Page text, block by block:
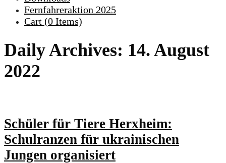
Fernfahreraktion 2025
Cart (0 Items)
Daily Archives: 14. August
2022
Schüler für Tiere Herxheim:
Schulranzen für ukrainischen
Jungen organisiert